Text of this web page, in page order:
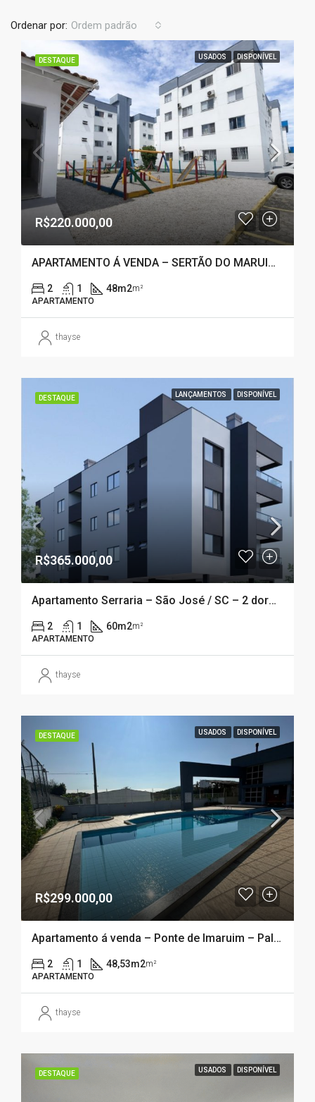
Ordenar por: Ordem padrão
DESTAQUE USADOS DISPONÍVEL
R$220.000,00
APARTAMENTO Á VENDA – SERTÃO DO MARUIM – SÃO JOSÉ – SC
2 1 48m2m²
APARTAMENTO
thayse
DESTAQUE LANÇAMENTOS DISPONÍVEL
R$365.000,00
Apartamento Serraria – São José / SC – 2 dormitórios – VAGA COBERTA
2 1 60m2m²
APARTAMENTO
thayse
DESTAQUE USADOS DISPONÍVEL
R$299.000,00
Apartamento á venda – Ponte de Imaruim – Palhoça – SC
2 1 48,53m2m²
APARTAMENTO
thayse
DESTAQUE USADOS DISPONÍVEL